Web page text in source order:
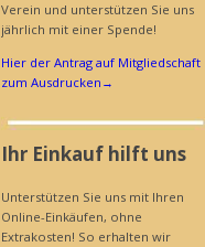
Verein und unterstützen Sie uns
jährlich mit einer Spende!
Hier der Antrag auf Mitgliedschaft
zum Ausdrucken →
Ihr Einkauf hilft uns
Unterstützen Sie uns mit Ihren
Online-Einkäufen, ohne
Extrakosten! So erhalten wir